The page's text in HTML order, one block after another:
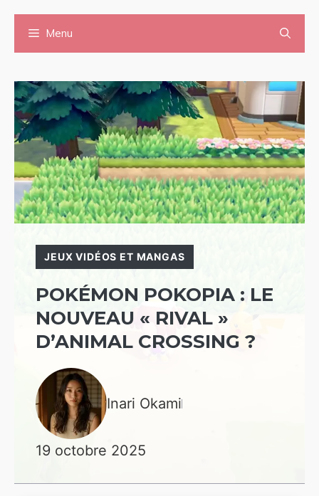
Menu
JEUX VIDÉOS ET MANGAS
POKÉMON POKOPIA : LE
NOUVEAU « RIVAL »
D’ANIMAL CROSSING ?
Inari Okami
19 octobre 2025